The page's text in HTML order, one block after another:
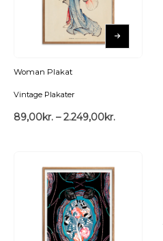
Woman Plakat
Vintage Plakater
89,00kr. – 2.249,00kr.